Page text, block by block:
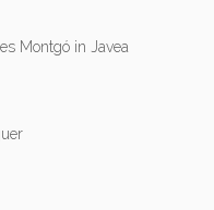
Montgó in Javea